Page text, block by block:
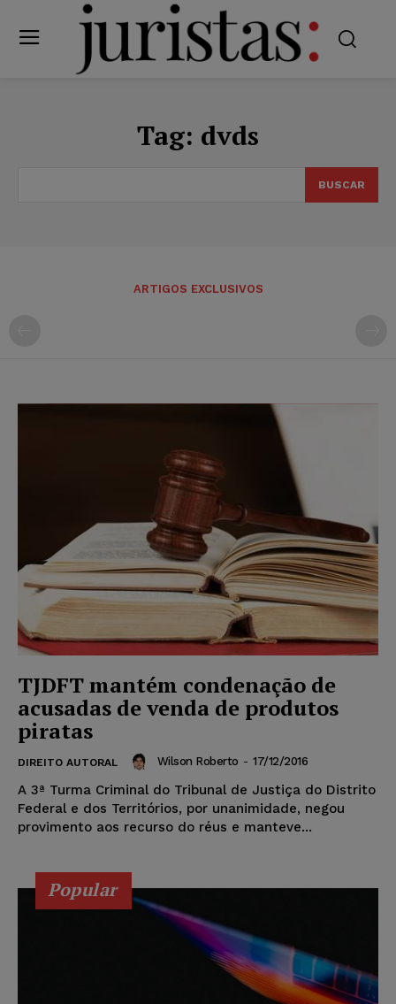
Tag: dvds
BUSCAR
ARTIGOS EXCLUSIVOS
TJDFT mantém condenação de
acusadas de venda de produtos
piratas
DIREITO AUTORAL Wilson Roberto - 17/12/2016
A 3ª Turma Criminal do Tribunal de Justiça do Distrito
Federal e dos Territórios, por unanimidade, negou
provimento aos recurso do réus e manteve...
Popular